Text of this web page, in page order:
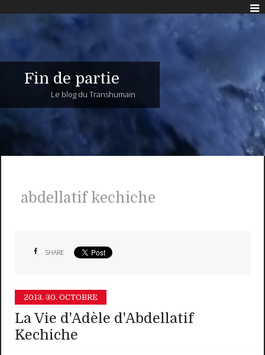
Fin de partie
Le blog du Transhumain
abdellatif kechiche
SHARE
2013. 30. OCTOBRE
La Vie d'Adèle d'Abdellatif
Kechiche